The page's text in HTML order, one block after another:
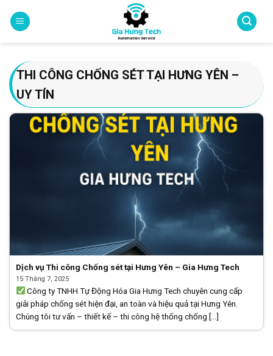
THI CÔNG CHỐNG SÉT TẠI HƯNG YÊN –
UY TÍN
Dịch vụ Thi công Chống sét tại Hưng Yên – Gia Hưng Tech
15 Tháng 7, 2025
Công ty TNHH Tự Động Hóa Gia Hưng Tech chuyên cung cấp
giải pháp chống sét hiện đại, an toàn và hiệu quả tại Hưng Yên.
Chúng tôi tư vấn – thiết kế – thi công hệ thống chống [...]